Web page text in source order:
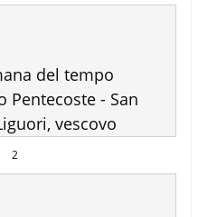
del tempo
Pentecoste - San
vescovo
2